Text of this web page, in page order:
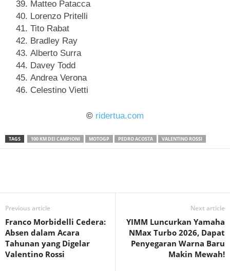
Matteo Patacca
Lorenzo Pritelli
Tito Rabat
Bradley Ray
Alberto Surra
Davey Todd
Andrea Verona
Celestino Vietti
© ridertua.com
TAGS 100 KM DEI CAMPIONI MOTOGP PEDRO ACOSTA VALENTINO ROSSI
Previous article
Franco Morbidelli Cedera:
Absen dalam Acara
Tahunan yang Digelar
Valentino Rossi
Next article
YIMM Luncurkan Yamaha
NMax Turbo 2026, Dapat
Penyegaran Warna Baru
Makin Mewah!